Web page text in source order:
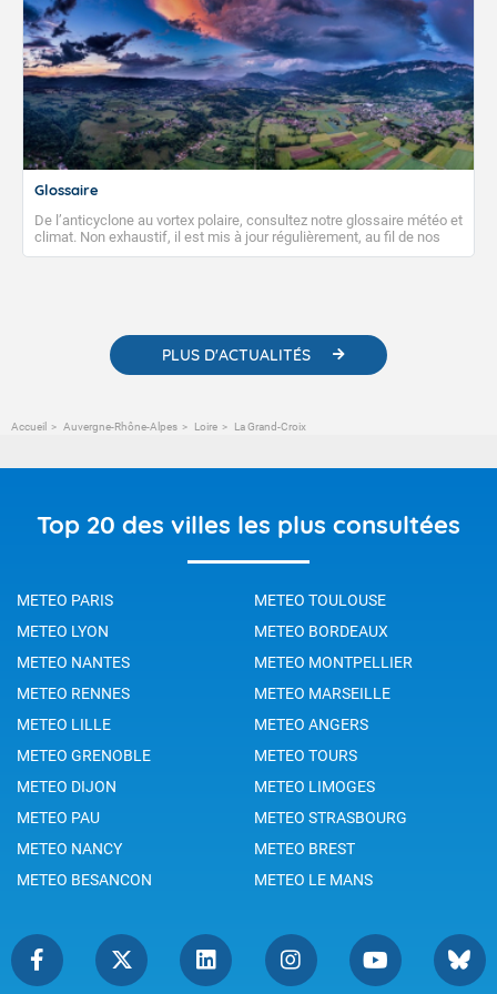
Glossaire
De l’anticyclone au vortex polaire, consultez notre glossaire météo et
climat. Non exhaustif, il est mis à jour régulièrement, au fil de nos
publications. Vous y trouverez également des liens utiles vers nos
PLUS D'ACTUALITÉS
Accueil Auvergne-Rhône-Alpes Loire La Grand-Croix
Top 20 des villes les plus consultées
METEO PARIS
METEO TOULOUSE
METEO LYON
METEO BORDEAUX
METEO NANTES
METEO MONTPELLIER
METEO RENNES
METEO MARSEILLE
METEO LILLE
METEO ANGERS
METEO GRENOBLE
METEO TOURS
METEO DIJON
METEO LIMOGES
METEO PAU
METEO STRASBOURG
METEO NANCY
METEO BREST
METEO BESANCON
METEO LE MANS